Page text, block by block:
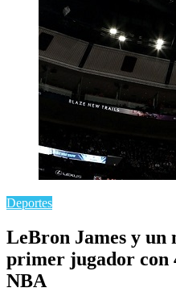
Deportes
LeBron James y un
primer jugador con
NBA